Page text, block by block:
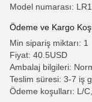
Model numarası:
Ödeme ve Kargo
Min sipariş miktarı: 1
Fiyat: 40.5USD
Ambalaj bilgileri:
Teslim süresi: 3-7 iş
Ödeme koşulları: L/